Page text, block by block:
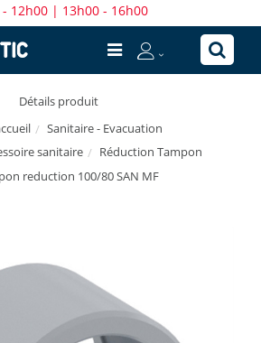
- 12h00 | 13h00 - 16h00
Détails produit
Sanitaire - Evacuation
sanitaire
Réduction Tampon
reduction 100/80 SAN MF